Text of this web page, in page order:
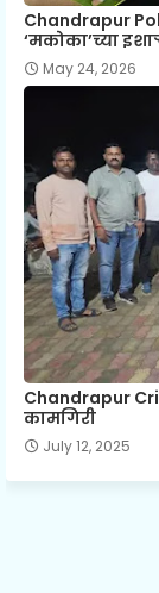
Chandrapur
‘मकोका’च्या
May 24, 2026
Chandrapur
कामगिरी
July 12, 2025